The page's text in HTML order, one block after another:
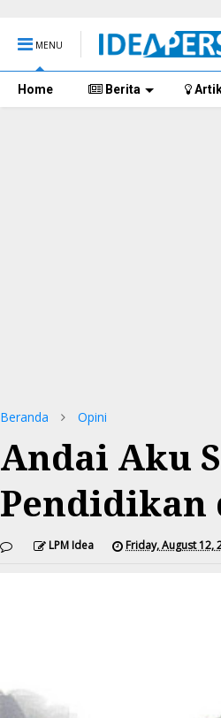
MENU
Home Berita
Beranda Opini
Andai Aku
Pendidikan
LPM Idea Friday, August 12,